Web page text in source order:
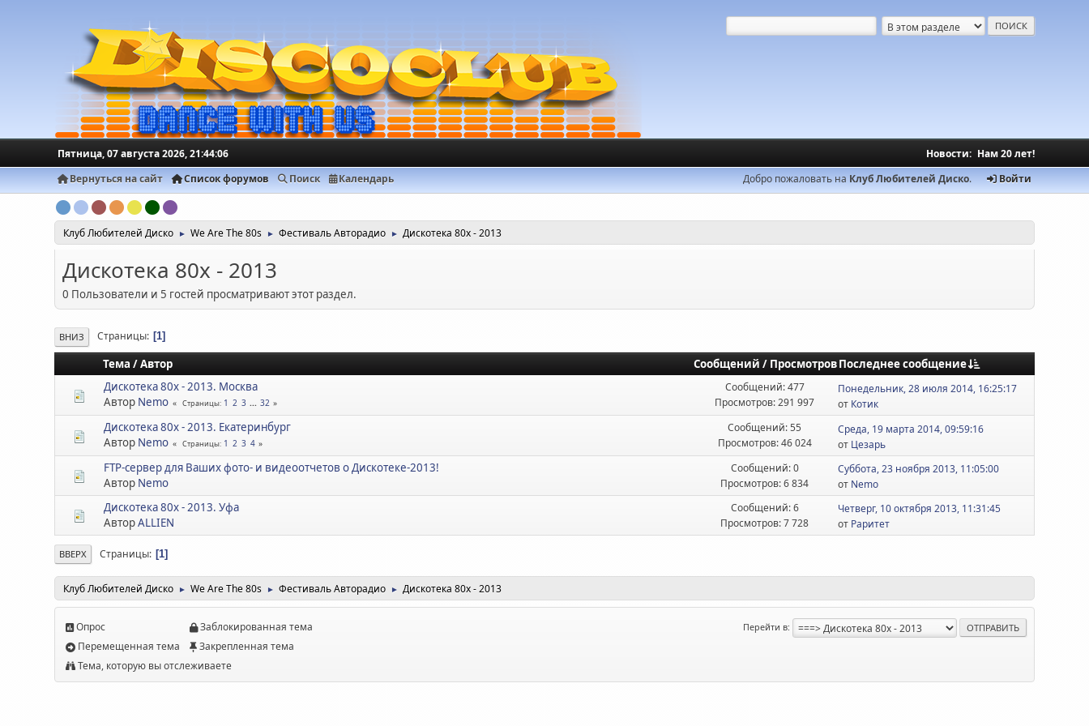
Пятница, 07 августа 2026, 21:44:06 Новости: Нам 20 лет!
Добро пожаловать на Клуб Любителей Диско. Войти
Вернуться на сайт Список форумов Поиск Календарь
Клуб Любителей Диско ► We Are The 80s ► Фестиваль Авторадио ► Дискотека 80х - 2013
Дискотека 80х - 2013
0 Пользователи и 5 гостей просматривают этот раздел.
ВНИЗ Страницы 1
Тема /Автор Сообщений / ПросмотровПоследнее сообщение
Дискотека 80х - 2013. Москва
Автор Nemo Страницы 1 2 3 ... 32
Сообщений: 477
Просмотров: 291 997
Понедельник, 28 июля 2014, 16:25:17
от Котик
Дискотека 80х - 2013. Екатеринбург
Автор Nemo Страницы 1 2 3 4
Сообщений: 55
Просмотров: 46 024
Среда, 19 марта 2014, 09:59:16
от Цезарь
FTP-сервер для Ваших фото- и видеоотчетов о Дискотеке-2013!
Автор Nemo
Сообщений: 0
Просмотров: 6 834
Суббота, 23 ноября 2013, 11:05:00
от Nemo
Дискотека 80х - 2013. Уфа
АвторALLIEN
Сообщений: 6
Просмотров: 7 728
Четверг, 10 октября 2013, 11:31:45
от Раритет
ВВЕРХ Страницы 1
Клуб Любителей Диско ► We Are The 80s ► Фестиваль Авторадио ► Дискотека 80х - 2013
Перейти в
Опрос
Перемещенная тема
Заблокированная тема
Закрепленная тема
Тема, которую вы отслеживаете